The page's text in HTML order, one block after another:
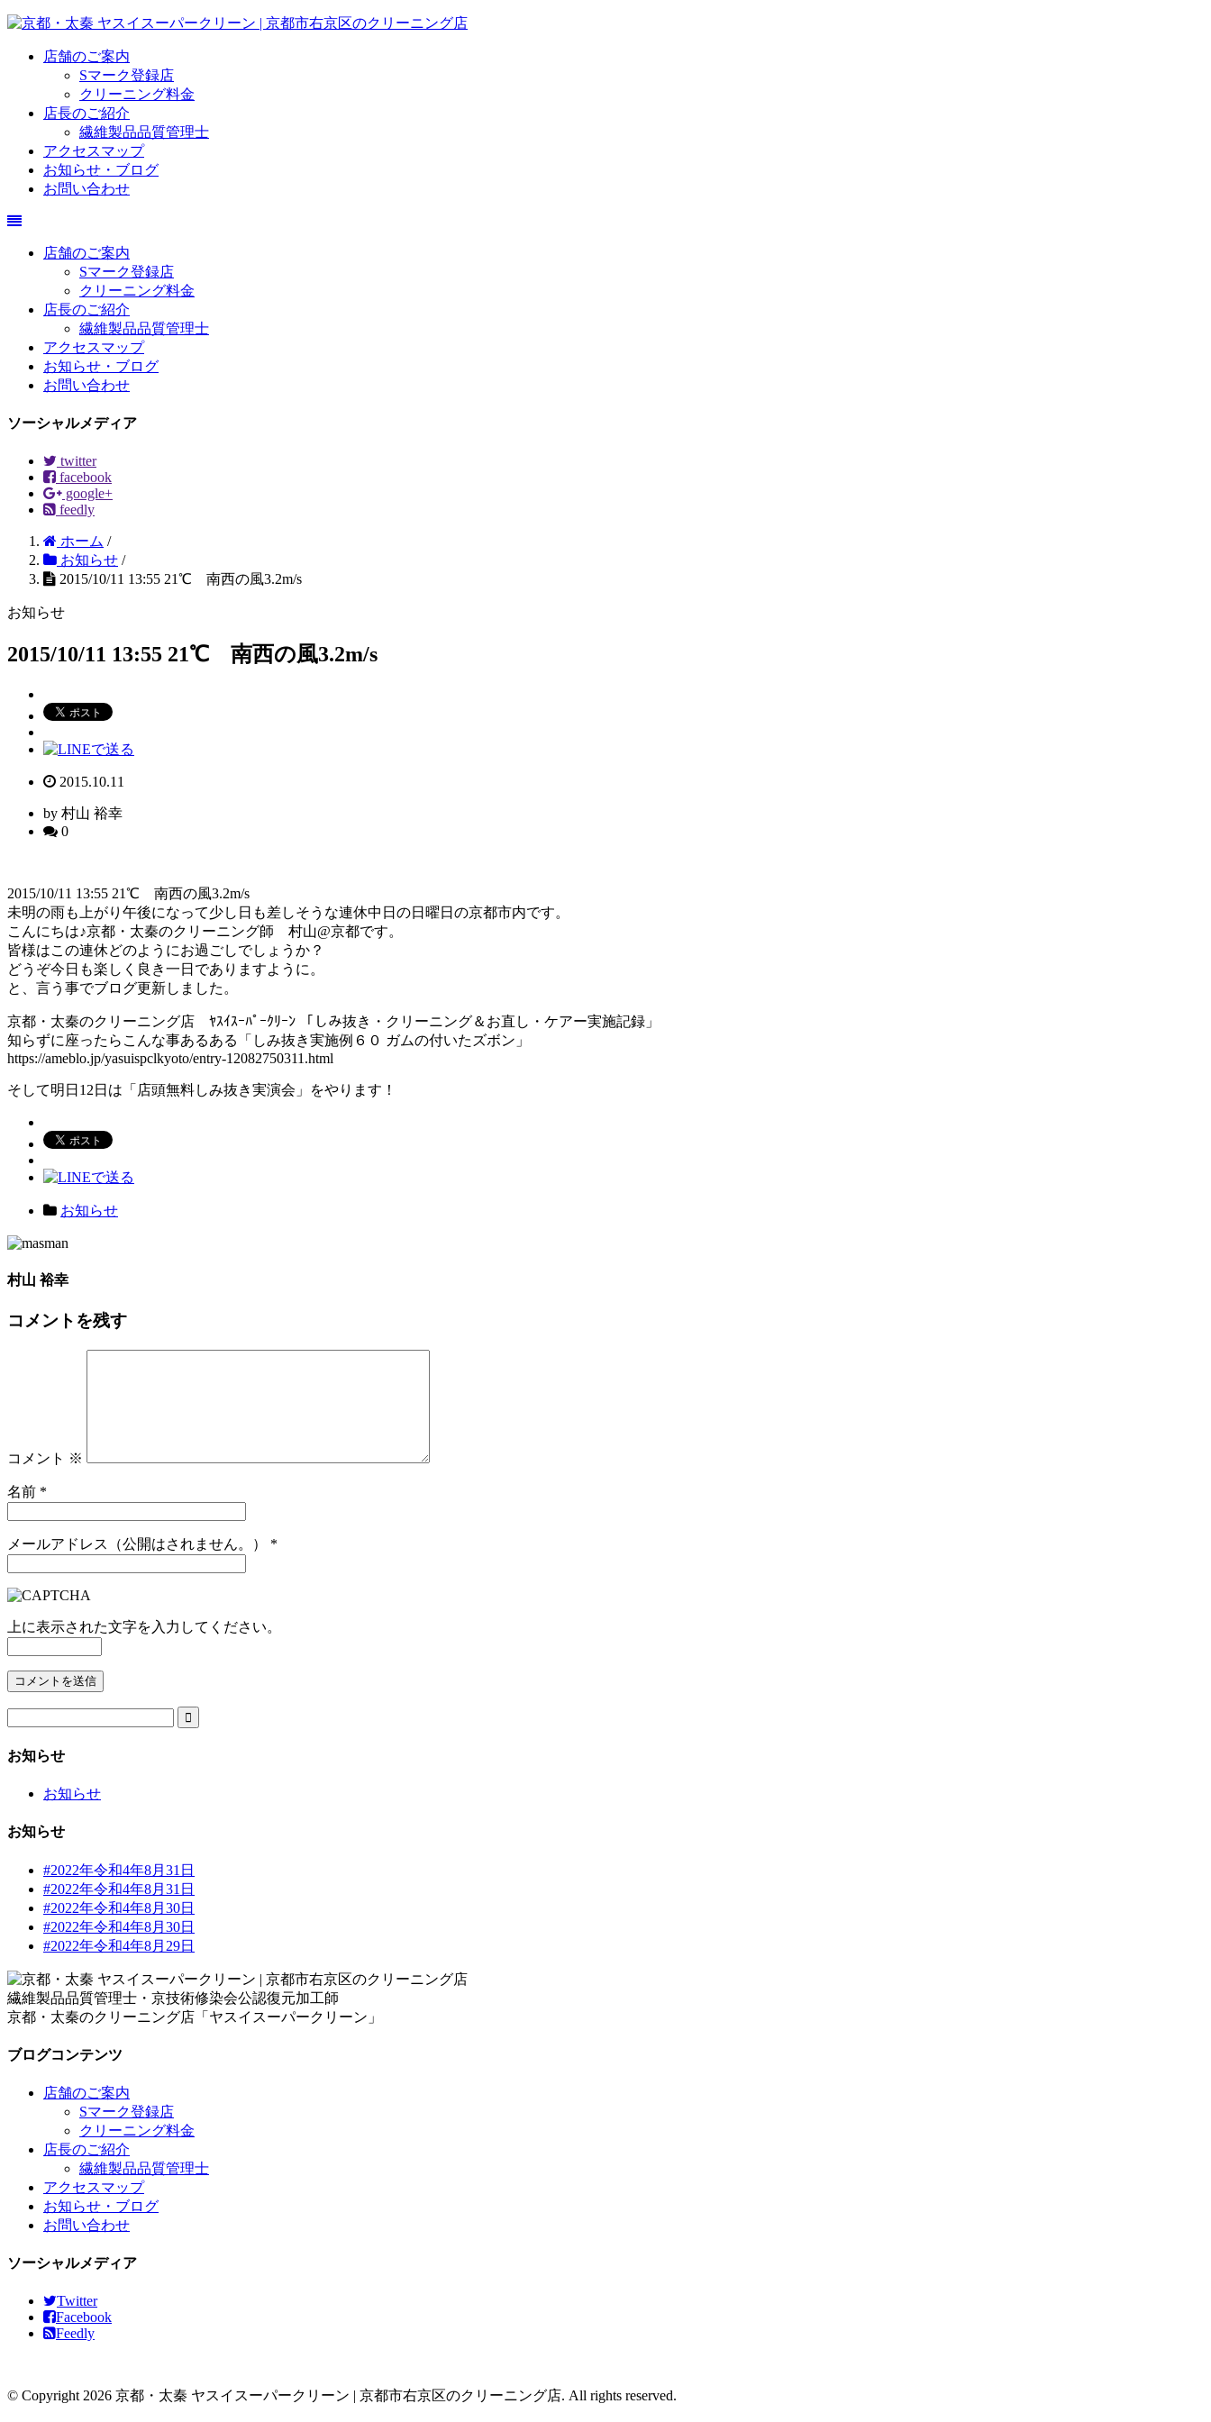
店舗のご案内
Sマーク登録店
クリーニング料金
店長のご紹介
繊維製品品質管理士
アクセスマップ
お知らせ・ブログ
お問い合わせ
店舗のご案内
Sマーク登録店
クリーニング料金
店長のご紹介
繊維製品品質管理士
アクセスマップ
お知らせ・ブログ
お問い合わせ
ソーシャルメディア
twitter
facebook
google+
feedly
ホーム /
お知らせ /
2015/10/11 13:55 21℃ 南西の風3.2m/s
お知らせ
2015/10/11 13:55 21℃ 南西の風3.2m/s
2015.10.11
by 村山 裕幸
0
2015/10/11 13:55 21℃ 南西の風3.2m/s
未明の雨も上がり午後になって少し日も差しそうな連休中日の日曜日の京都市内です。
こんにちは♪京都・太秦のクリーニング師 村山@京都です。
皆様はこの連休どのようにお過ごしでしょうか？
どうぞ今日も楽しく良き一日でありますように。
と、言う事でブログ更新しました。
京都・太秦のクリーニング店 ﾔｽｲｽｰﾊﾟｰｸﾘｰﾝ 「しみ抜き・クリーニング＆お直し・ケアー実施記録」
知らずに座ったらこんな事あるある「しみ抜き実施例６０ ガムの付いたズボン」
https://ameblo.jp/yasuispclkyoto/entry-12082750311.html
そして明日12日は「店頭無料しみ抜き実演会」をやります！
お知らせ
村山 裕幸
コメントを残す
コメント ※
名前 *
メールアドレス（公開はされません。） *
上に表示された文字を入力してください。

お知らせ
お知らせ
お知らせ
#2022年令和4年8月31日
#2022年令和4年8月31日
#2022年令和4年8月30日
#2022年令和4年8月30日
#2022年令和4年8月29日
繊維製品品質管理士・京技術修染会公認復元加工師
京都・太秦のクリーニング店「ヤスイスーパークリーン」
ブログコンテンツ
店舗のご案内
Sマーク登録店
クリーニング料金
店長のご紹介
繊維製品品質管理士
アクセスマップ
お知らせ・ブログ
お問い合わせ
ソーシャルメディア
Twitter
Facebook
Feedly
© Copyright 2026 京都・太秦 ヤスイスーパークリーン | 京都市右京区のクリーニング店. All rights reserved.